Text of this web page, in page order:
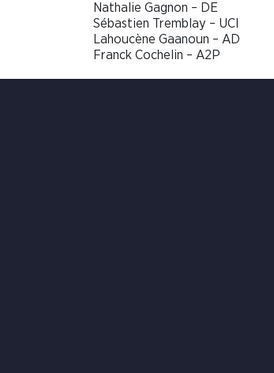
Nathalie Gagnon – DE
Sébastien Tremblay – UCI
Lahoucène Gaanoun – AD
Franck Cochelin – A2P